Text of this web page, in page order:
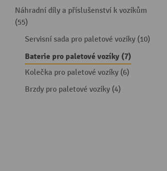
Náhradní díly a příslušenství k vozíkům
(55)
Servisní sada pro paletové vozíky (10)
Baterie pro paletové vozíky (7)
Kolečka pro paletové vozíky (6)
Brzdy pro paletové vozíky (4)